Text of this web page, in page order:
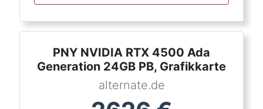
PNY NVIDIA RTX 4500 Ada
Generation 24GB PB, Grafikkarte
alternate.de